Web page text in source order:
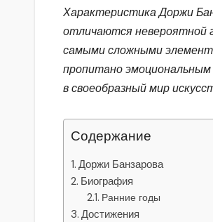
Характеристика Доржи
отличаются невероятной
самыми сложными
пропитано эмоциональным
в своеобразный мир
Содержание
Доржи Банзарова
Биография
Ранние годы
Достижения